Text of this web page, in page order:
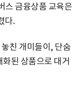
스 금융상품 교육은
다.
친 개미들이, 단숨
된 상품으로 대거